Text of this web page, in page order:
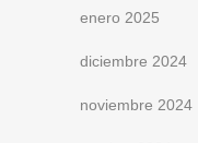
enero 2025
diciembre 2024
noviembre 2024